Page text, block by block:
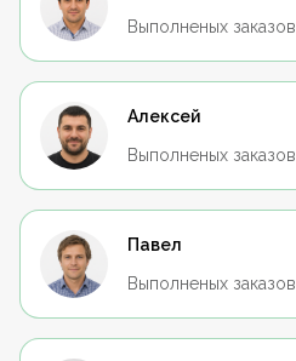
Выполненых заказов
Алексей
Выполненых заказов
Павел
Выполненых заказов